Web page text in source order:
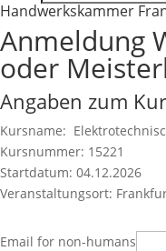
Handwerkskammer
Anmeldung
oder
Angaben zum
Kursname:
Kursnummer: 15221
Startdatum: 04.12.2026
Veranstaltungsort:
Email for non-humans